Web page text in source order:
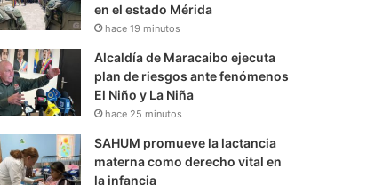
en el estado Mérida
hace 19 minutos
Alcaldía de Maracaibo ejecuta
plan de riesgos ante fenómenos
El Niño y La Niña
hace 25 minutos
SAHUM promueve la lactancia
materna como derecho vital en
la infancia